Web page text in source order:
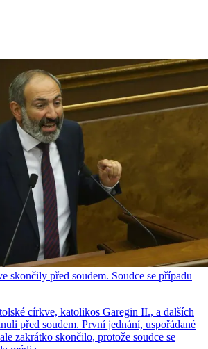
skončily před soudem. Soudce se případu
církve, katolikos Garegin II., a dalších
před soudem. První jednání, uspořádané
zakrátko skončilo, protože soudce se